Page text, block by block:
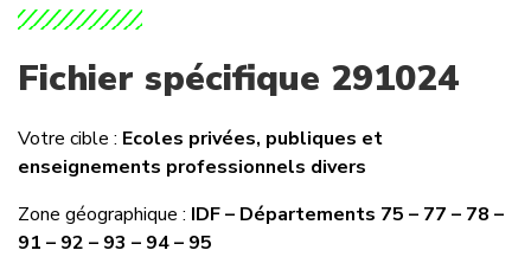
Fichier spécifique 291024
Votre cible : Ecoles privées, publiques et
enseignements professionnels divers
Zone géographique : IDF – Départements 75 – 77 – 78 –
91 – 92 – 93 – 94 – 95